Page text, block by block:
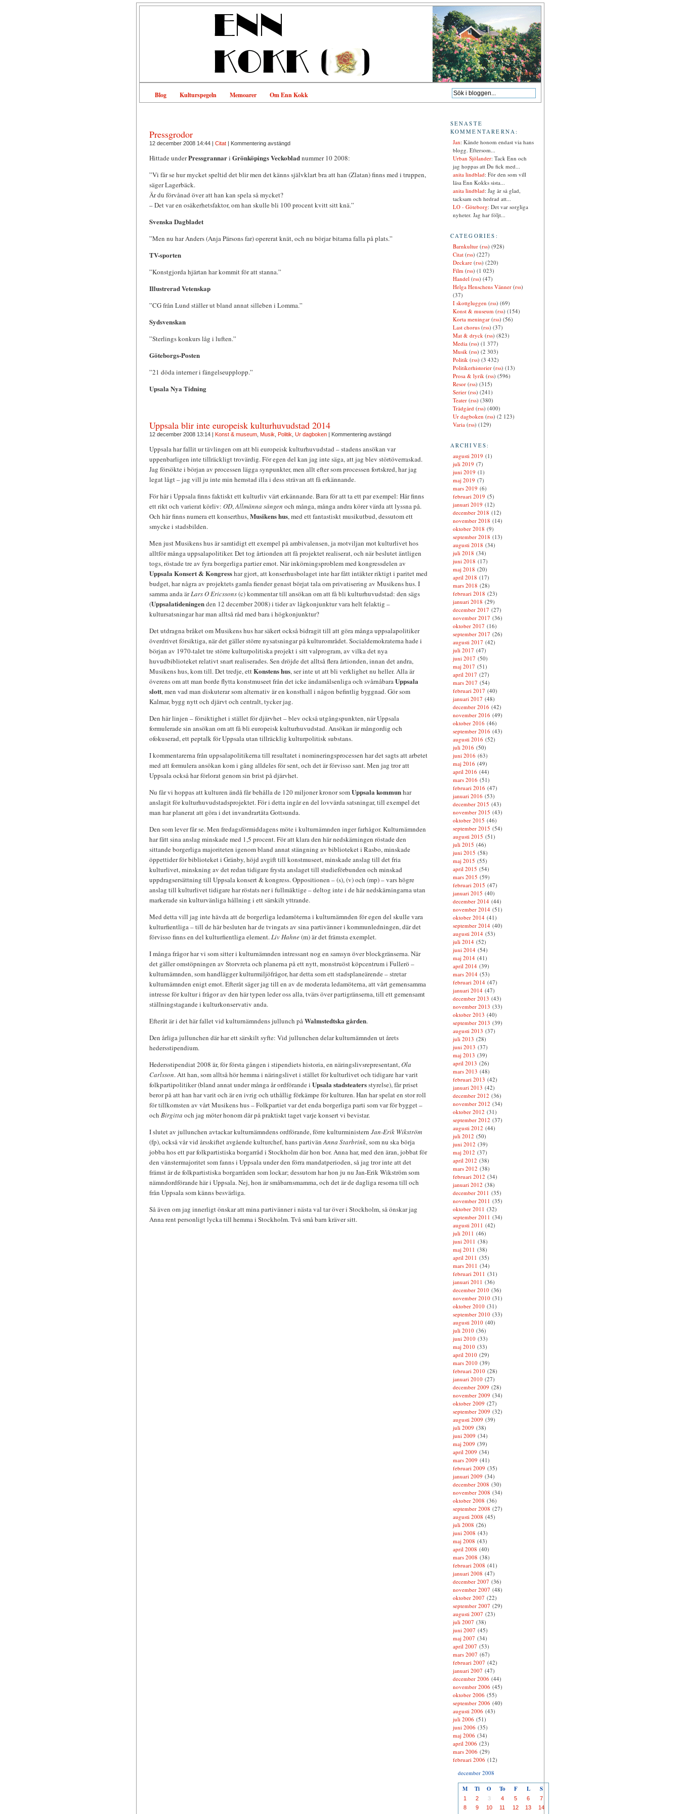
Blog Kulturspegeln Memoarer Om Enn Kokk
Pressgrodor
12 december 2008 14:44 | Citat| Kommentering avstängd
Hittade underPressgrannari Grönköpings Veckobladnummer 10 2008:
”Vi får se hur mycket speltid det blir men det känns självklart bra att han (Zlatan) finns med i truppen,
säger Lagerbäck.
Är du förvånad över att han kan spela så mycket?
– Det var en osäkerhetsfaktor, om han skulle bli 100 procent kvitt sitt knä.”
Svenska Dagbladet
”Men nu har Anders (Anja Pärsons far) opererat knät, och nu börjar bitarna falla på plats.”
TV-sporten
”Konstgjorda hjärtan har kommit för att stanna.”
Illustrerad Vetenskap
”CG från Lund ställer ut bland annat silleben i Lomma.”
Sydsvenskan
”Sterlings konkurs låg i luften.”
Göteborgs-Posten
”21 döda interner i fängelseupplopp.”
Upsala Nya Tidning
Uppsala blir inte europeisk kulturhuvudstad 2014
12 december 2008 13:14 | Konst & museum, Musik Politik Ur dagboken| Kommentering avstängd
Uppsala har fallit ur tävlingen om att bli europeisk kulturhuvudstad – stadens ansökan var
uppenbarligen inte tillräckligt trovärdig. För egen del kan jag inte säga, att jag blev störtöverraskad.
Jag försökte i början av processen lägga synpunkter, men allt efter som processen fortskred, har jag
legat lågt – jag vill ju inte min hemstad illa i dess strävan att få erkännande.
För här i Uppsala finns faktiskt ett kulturliv värt erkännande. Bara för att ta ett par exempel: Här finns
ett rikt och varierat körliv: OD,Allmänna sången och många, många andra körer värda att lyssna på.
Och här finns numera ett konserthus,Musikens hus, med ett fantastiskt musikutbud, dessutom ett
smycke i stadsbilden.
Men just Musikens hus är samtidigt ett exempel på ambivalensen, ja motviljan mot kulturlivet hos
alltför många uppsalapolitiker. Det tog årtionden att få projektet realiserat, och när beslutet äntligen
togs, röstade tre av fyra borgerliga partier emot. När inkörningsproblem med kongressdelen av
Uppsala Konsert & Kongresshar gjort, att konserhusbolaget inte har fått intäkter riktigt i paritet med
budget, har några av projektets gamla fiender genast börjat tala om privatisering av Musikens hus. I
samma anda ärLars O Ericssons(c) kommentar till ansökan om att få bli kulturhuvudstad: den sägs
(Uppsalatideningenden 12 december 2008) i tider av lågkonjunktur vara helt felaktig –
kultursatsningar har man alltså råd med bara i högkonjunktur?
Det utdragna bråket om Musikens hus har säkert också bidragit till att göra många uppsalapolitiker
överdrivet försiktiga, när det gäller större nysatsningar på kulturområdet. Socialdemokraterna hade i
början av 1970-talet tre större kulturpolitiska projekt i sitt valprogram, av vilka det nya
huvudbiblioteket relativt snart realiserades. Sen dröjde det alltså flera årtionden, innan det andra,
Musikens hus, kom till. Det tredje, ettKonstens hus, ser inte ut att bli verklighet nu heller. Alla är
överens om att man borde flytta konstmuseet från det icke ändamålsenliga och svårnåbaraUppsala
slott, men vad man diskuterar som alternativ är en konsthall i någon befintlig byggnad. Gör som
Kalmar, bygg nytt och djärvt och centralt, tycker jag.
Den här linjen – försiktighet i stället för djärvhet – blev också utgångspunkten, när Uppsala
formulerade sin ansökan om att få bli europeisk kulturhuvudstad. Ansökan är mångordig och
ofokuserad, ett peptalk för Uppsala utan tillräcklig kulturpolitisk substans.
I kommentarerna från uppsalapolitikerna till resultatet i nomineringsprocessen har det sagts att arbetet
med att formulera ansökan kom i gång alldeles för sent, och det är förvisso sant. Men jag tror att
Uppsala också har förlorat genom sin brist på djärvhet.
Nu får vi hoppas att kulturen ändå får behålla de 120 miljoner kronor somUppsala kommunhar
anslagit för kulturhuvudstadsprojektet. För i detta ingår en del lovvärda satsningar, till exempel det
man har planerat att göra i det invandrartäta Gottsunda.
Den som lever får se. Men fredagsförmiddagens möte i kulturnämnden inger farhågor. Kulturnämnden
har fått sina anslag minskade med 1,5 procent. För att klara den här nedskärningen röstade den
sittande borgerliga majoriteten igenom bland annat stängning av biblioteket i Rasbo, minskade
öppettider för biblioteket i Gränby, höjd avgift till konstmuseet, minskade anslag till det fria
kulturlivet, minskning av det redan tidigare frysta anslaget till studieförbunden och minskad
uppdragsersättning till Uppsala konsert & kongress. Oppositionen – (s), (v) och (mp) – vars högre
anslag till kulturlivet tidigare har röstats ner i fullmäktige – deltog inte i de här nedskärningarna utan
markerade sin kulturvänliga hållning i ett särskilt yttrande.
Med detta vill jag inte hävda att de borgerliga ledamöterna i kulturnämnden för egen del skulle vara
kulturfientliga – till de här besluten har de tvingats av sina partivänner i kommunledningen, där det
förvisso finns en del kulturfientliga element.Liv Hahne(m) är det främsta exemplet.
I många frågor har vi som sitter i kulturnämnden intressant nog en samsyn över blockgränserna. När
det gäller omstöpningen av Storvreta och planerna på ett nytt, monstruöst köpcentrum i Fullerö –
kulturnämnden, som handlägger kulturmiljöfrågor, har detta som ett stadsplaneärende – stretar
kulturnämnden enigt emot. Efteråt säger jag till en av de moderata ledamöterna, att vårt gemensamma
intresse för kultur i frågor av den här typen leder oss alla, tvärs över partigränserna, till ett gemensamt
ställningstagande i kulturkonservativ anda.
Efteråt är i det här fallet vid kulturnämndens jullunch påWalmstedtska gården.
Den årliga jullunchen där har ett särskilt syfte: Vid jullunchen delar kulturnämnden ut årets
hedersstipendium.
Hedersstipendiat 2008 är, för första gången i stipendiets historia, en näringslivsrepresentant,Ola
Carlsson. Att han, som alltså hör hemma i näringslivet i stället för kulturlivet och tidigare har varit
folkpartipolitiker (bland annat under många år ordförande i Upsala stadsteatersstyrelse), får priset
beror på att han har varit och är en ivrig och uthållig förkämpe för kulturen. Han har spelat en stor roll
för tillkomsten av vårt Musikens hus – Folkpartiet var det enda borgerliga parti som var för bygget –
och Birgitta och jag möter honom där på praktiskt taget varje konsert vi bevistar.
I slutet av jullunchen avtackar kulturnämndens ordförande, förre kulturministern Jan-Erik Wikström
(fp), också vår vid årsskiftet avgående kulturchef, hans partivänAnna Starbrink, som nu ska börja
jobba hos ett par folkpartistiska borgarråd i Stockholm där hon bor. Anna har, med den äran, jobbat för
den vänstermajoritet som fanns i Uppsala under den förra mandatperioden, så jag tror inte att det
främst är de folkpartistiska borgarråden som lockar; dessutom har hon ju nu Jan-Erik Wikström som
nämndordförande här i Uppsala. Nej, hon är småbarnsmamma, och det är de dagliga resorna till och
från Uppsala som känns besvärliga.
Så även om jag innerligt önskar att mina partivänner i nästa val tar över i Stockholm, så önskar jag
Anna rent personligt lycka till hemma i Stockholm. Två små barn kräver sitt.
SENASTE
KOMMENTARERNA:
Jan: Kände honom endast via hans
blogg. Eftersom...
Urban Sjölander: Tack Enn och
jag hoppas att Du fick med...
anita lindblad: För den som vill
läsa Enn Kokks sista...
anita lindblad: Jag är så glad,
tacksam och hedrad att...
LO - Göteborg: Det var sorgliga
nyheter. Jag har följt...
CATEGORIES:
Barnkultur(rss) (928)
Citat(rss) (227)
Deckare(rss) (220)
Film(rss) (1 023)
Handel(rss) (47)
Helga Henschens Vänner(rss)
(37)
I skottgluggen (rss) (69)
Konst & museum(rss) (154)
Korta meningar(rss) (56)
Last chorus(rss) (37)
Mat & dryck(rss) (823)
Media(rss) (1 377)
Musik(rss) (2 303)
Politik(rss) (3 432)
Politikerhistorier(rss) (13)
Prosa & lyrik(rss) (596)
Resor(rss) (315)
Serier(rss) (241)
Teater(rss) (380)
Trädgård(rss) (400)
Ur dagboken (rss) (2 123)
Varia(rss) (129)
ARCHIVES:
augusti 2019 (1)
juli 2019 (7)
juni 2019 (1)
maj 2019 (7)
mars 2019 (6)
februari 2019 (5)
januari 2019 (12)
december 2018 (12)
november 2018 (14)
oktober 2018 (9)
september 2018 (13)
augusti 2018 (34)
juli 2018 (34)
juni 2018 (17)
maj 2018 (20)
april 2018 (17)
mars 2018 (28)
februari 2018 (23)
januari 2018 (29)
december 2017 (27)
november 2017 (36)
oktober 2017 (16)
september 2017 (26)
augusti 2017 (42)
juli 2017 (47)
juni 2017 (50)
maj 2017 (51)
april 2017 (27)
mars 2017 (54)
februari 2017 (40)
januari 2017 (48)
december 2016(42)
november 2016(49)
oktober 2016(46)
september 2016(43)
augusti 2016(52)
juli 2016(50)
juni 2016(63)
maj 2016(49)
april 2016(44)
mars 2016(51)
februari 2016(47)
januari 2016(53)
december 2015 (43)
november 2015 (43)
oktober 2015 (46)
september 2015 (54)
augusti 2015 (51)
juli 2015 (46)
juni 2015 (58)
maj 2015 (55)
april 2015 (54)
mars 2015 (59)
februari 2015 (47)
januari 2015 (40)
december 2014(44)
november 2014(51)
oktober 2014(41)
september 2014(40)
augusti 2014(53)
juli 2014(52)
juni 2014(54)
maj 2014(41)
april 2014(39)
mars 2014(53)
februari 2014(47)
januari 2014(47)
december 2013 (43)
november 2013 (33)
oktober 2013 (40)
september 2013 (39)
augusti 2013 (37)
juli 2013 (28)
juni 2013 (37)
maj 2013 (39)
april 2013 (26)
mars 2013 (48)
februari 2013 (42)
januari 2013 (42)
december 2012 (36)
november 2012 (34)
oktober 2012 (31)
september 2012 (37)
augusti 2012 (44)
juli 2012 (50)
juni 2012 (39)
maj 2012 (37)
april 2012 (38)
mars 2012 (38)
februari 2012 (34)
januari 2012 (38)
december 2011 (35)
november 2011 (35)
oktober 2011 (32)
september 2011 (34)
augusti 2011 (42)
juli 2011 (46)
juni 2011 (38)
maj 2011 (38)
april 2011 (35)
mars 2011 (34)
februari 2011 (31)
januari 2011 (36)
december 2010(36)
november 2010(31)
oktober 2010(31)
september 2010(33)
augusti 2010(40)
juli 2010(36)
juni 2010(33)
maj 2010(33)
april 2010(29)
mars 2010(39)
februari 2010(28)
januari 2010(27)
december 2009 (28)
november 2009 (34)
oktober 2009 (27)
september 2009 (32)
augusti 2009 (39)
juli 2009 (38)
juni 2009 (34)
maj 2009 (39)
april 2009 (34)
mars 2009 (41)
februari 2009 (35)
januari 2009 (34)
december 2008 (30)
november 2008 (34)
oktober 2008 (36)
september 2008 (27)
augusti 2008 (45)
juli 2008 (26)
juni 2008 (43)
maj 2008 (43)
april 2008 (40)
mars 2008 (38)
februari 2008 (41)
januari 2008 (47)
december 2007 (36)
november 2007 (48)
oktober 2007 (22)
september 2007 (29)
augusti 2007 (23)
juli 2007 (38)
juni 2007 (45)
maj 2007 (34)
april 2007 (53)
mars 2007 (67)
februari 2007 (42)
januari 2007 (47)
december 2006(44)
november 2006(45)
oktober 2006(55)
september 2006(40)
augusti 2006(43)
juli 2006(51)
juni 2006(35)
maj 2006(34)
april 2006(23)
mars 2006(29)
februari 2006(12)
december 2008
M Ti O To F L S
1 2 3 4 5 6
7
8
9 10 11 12 13
14